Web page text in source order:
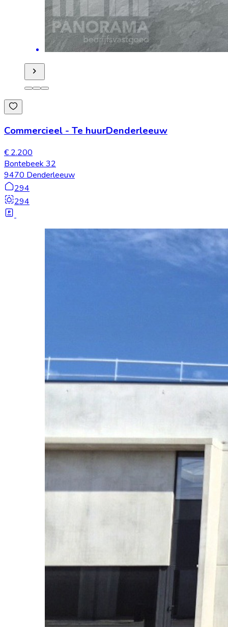
Commercieel - Te huurDenderleeuw
€ 2.200
Bontebeek 32
9470 Denderleeuw
294
294